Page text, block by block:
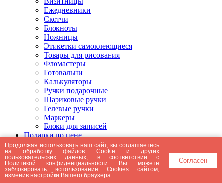
Ежедневники
Скотчи
Блокноты
Ножницы
Этикетки самоклеющиеся
Товары для рисования
Фломастеры
Готовальни
Калькуляторы
Ручки подарочные
Шариковые ручки
Гелевые ручки
Маркеры
Блоки для записей
Подарки по цене
Подарки от 5000 рублей
Подарки до 5000 рублей
Подарки до 3000 рублей
Подарки до 2000 рублей
Подарки до 1000 рублей
Продолжая использовать наш сайт, вы соглашаетесь
наобработку файлов Cookie и других
пользовательских данных, в соответствии с
Политикой конфиденциальности . Вы можете
заблокировать использование Cookies сайтом,
изменив настройки Вашего браузера.
Согласен